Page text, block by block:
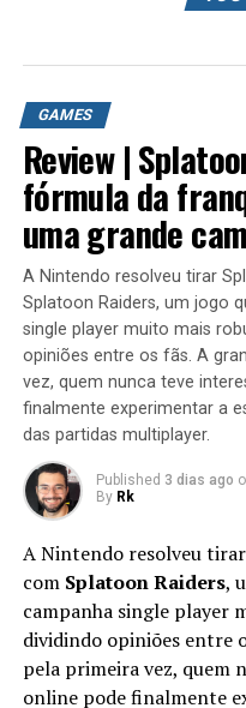
0:00 Sonic exe Before the
DOWNLOAD
2:53 Sonic.exe the end –
9:38 Sonic.exe The End 2
Quase todos os jogos da
antropomórfico azul
personagem do jogador
detalham a tentativa de
mundo de várias
mal Dr. Ivo “Eggman”
da série. O objetivo
mundo; para conseguir
destruir Sonic e adquirir
Caos.
Quase todos os jogos da
antropomórfico azul
personagem do jogador
detalham a tentativa de
mundo de várias
mal Dr. Ivo “Eggman”
GAMES
Review |
fórmula da
uma grande
A Nintendo resolveu tirar
Splatoon Raiders, um jogo
single player muito mais
opiniões entre os fãs. A
vez, quem nunca teve
finalmente experimentar a
das partidas multiplayer.
Published 3 dias ago
By Rk
A Nintendo resolveu
com Splatoon Raiders,
campanha single player
dividindo opiniões entre
pela primeira vez, quem
online pode finalmente